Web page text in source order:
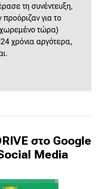
τη συνέντευξη,
προόριζαν για το
τώρα)
χρόνια αργότερα,
στο Google
Media